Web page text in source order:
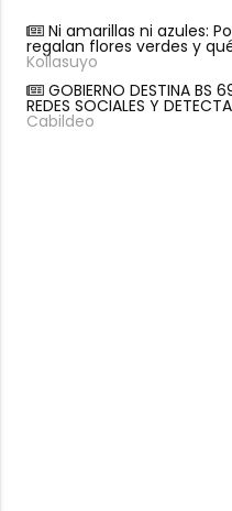
Ni amarillas ni azules:
regalan flores verdes y
Kollasuyo
GOBIERNO DESTINA BS
REDES SOCIALES Y
Cabildeo